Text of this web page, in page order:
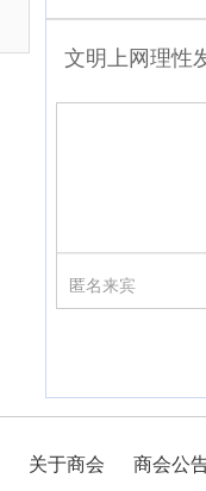
文明上网理性
匿名来宾
关于商会 商会公